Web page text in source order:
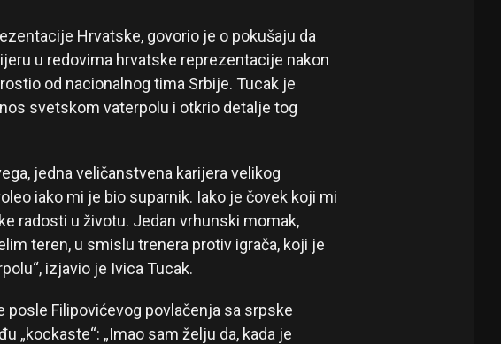
Hrvatske, govorio je o pokušaju da
u redovima hrvatske reprezentacije nakon
od nacionalnog tima Srbije. Tucak je
svetskom vaterpolu i otkrio detalje tog
jedna veličanstvena karijera velikog
iako mi je bio suparnik. Iako je čovek koji mi
radosti u životu. Jedan vrhunski momak,
teren, u smislu trenera protiv igrača, koji je
izjavio je Ivica Tucak.
posle Filipovićevog povlačenja sa srpske
„kockaste“: „Imao sam želju da, kada je